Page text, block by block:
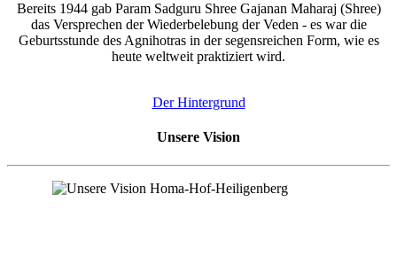
Bereits 1944 gab Param Sadguru Shree Gajanan Maharaj (Shree)
das Versprechen der Wiederbelebung der Veden - es war die
Geburtsstunde des Agnihotras in der segensreichen Form, wie es
heute weltweit praktiziert wird.
Der Hintergrund
Unsere Vision